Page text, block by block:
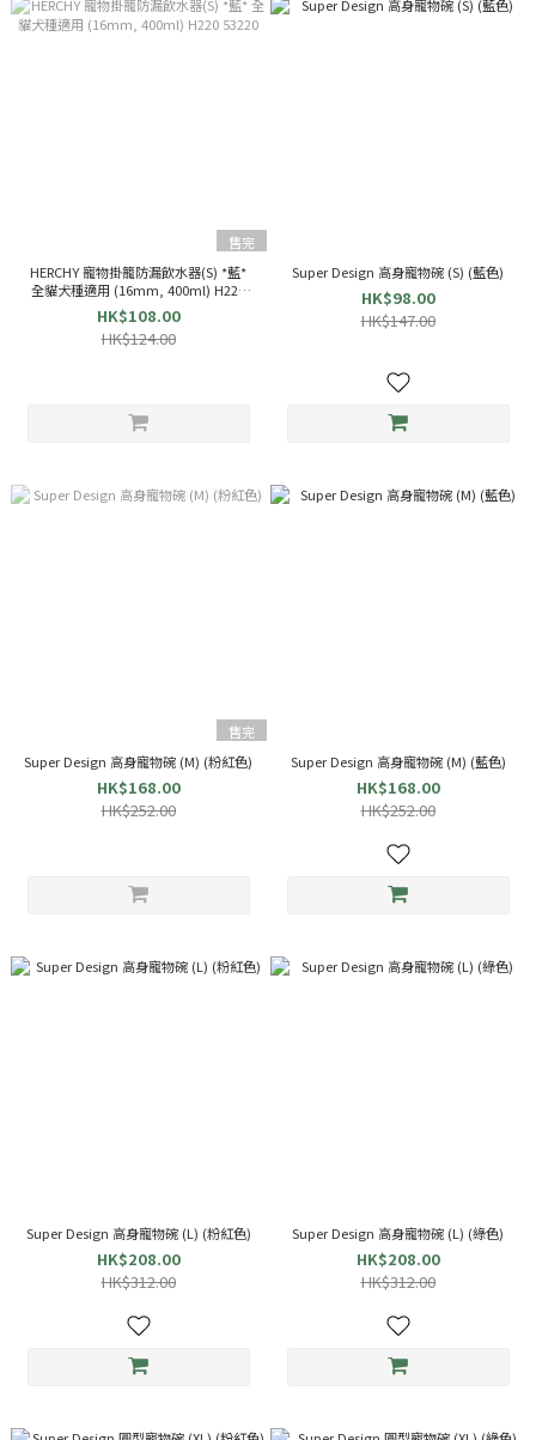
售完
HERCHY 寵物掛籠防漏飲水器(S) *藍*
全貓犬種適用 (16mm, 400ml) H220
53220
HK$108.00
HK$124.00
Super Design 高身寵物碗 (S) (藍色)
HK$98.00
HK$147.00
售完
Super Design 高身寵物碗 (M) (粉紅色)
HK$168.00
HK$252.00
Super Design 高身寵物碗 (M) (藍色)
HK$168.00
HK$252.00
Super Design 高身寵物碗 (L) (粉紅色)
HK$208.00
HK$312.00
Super Design 高身寵物碗 (L) (綠色)
HK$208.00
HK$312.00